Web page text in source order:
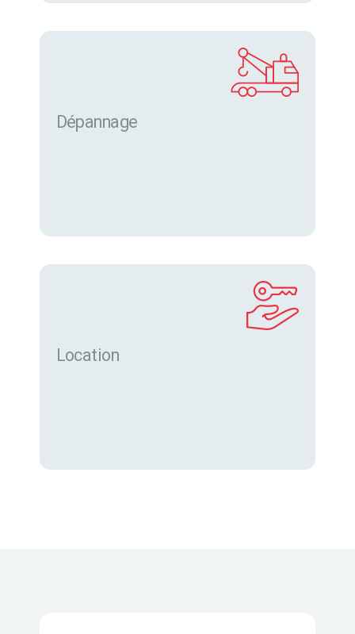
Dépannage
Location